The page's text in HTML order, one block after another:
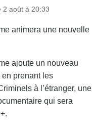
2 août à 20:33
animera une nouvelle
ajoute un nouveau
prenant les
à l’étranger, une
qui sera